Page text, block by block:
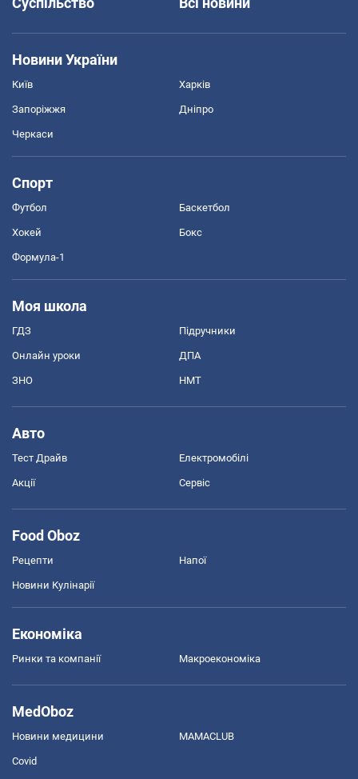
Новини України
Київ Харків
Запоріжжя Дніпро
Черкаси
Спорт
Футбол Баскетбол
Хокей Бокс
Формула-1
Моя школа
ГДЗ Підручники
Онлайн уроки ДПА
ЗНО НМТ
Авто
Тест Драйв Електромобілі
Акції Сервіс
Food Oboz
Рецепти Напої
Новини Кулінарії
Економіка
Ринки та компанії Макроекономіка
MedOboz
Новини медицини MAMACLUB
Covid